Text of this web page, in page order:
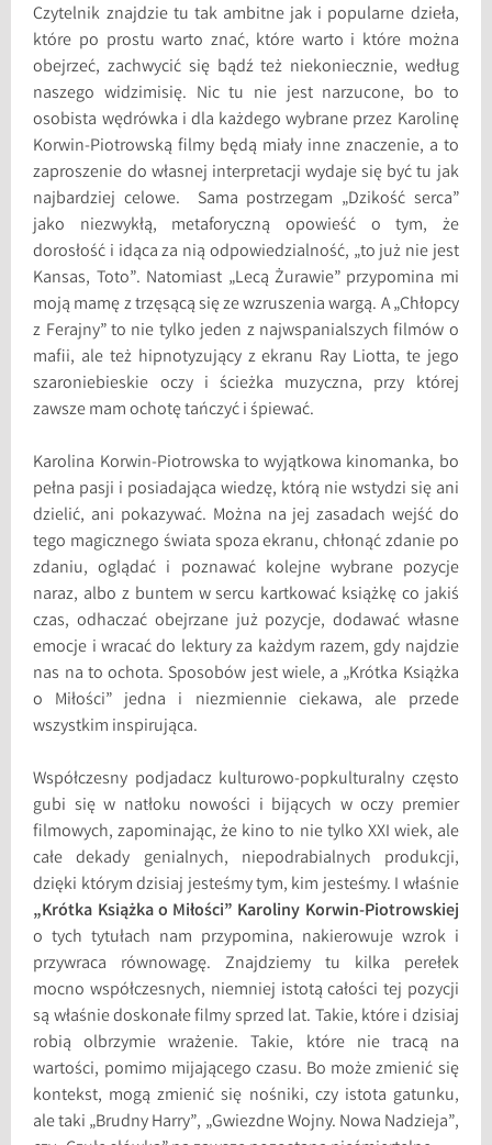
Czytelnik znajdzie tu tak ambitne jak i popularne dzieła,
które po prostu warto znać, które warto i które można
obejrzeć, zachwycić się bądź też niekoniecznie, według
naszego widzimisię. Nic tu nie jest narzucone, bo to
osobista wędrówka i dla każdego wybrane przez Karolinę
Korwin-Piotrowską filmy będą miały inne znaczenie, a to
zaproszenie do własnej interpretacji wydaje się być tu jak
najbardziej celowe. Sama postrzegam „Dzikość serca”
jako niezwykłą, metaforyczną opowieść o tym, że
dorosłość i idąca za nią odpowiedzialność, „to już nie jest
Kansas, Toto”. Natomiast „Lecą Żurawie” przypomina mi
moją mamę z trzęsącą się ze wzruszenia wargą. A „Chłopcy
z Ferajny” to nie tylko jeden z najwspanialszych filmów o
mafii, ale też hipnotyzujący z ekranu Ray Liotta, te jego
szaroniebieskie oczy i ścieżka muzyczna, przy której
zawsze mam ochotę tańczyć i śpiewać.
Karolina Korwin-Piotrowska to wyjątkowa kinomanka, bo
pełna pasji i posiadająca wiedzę, którą nie wstydzi się ani
dzielić, ani pokazywać. Można na jej zasadach wejść do
tego magicznego świata spoza ekranu, chłonąć zdanie po
zdaniu, oglądać i poznawać kolejne wybrane pozycje
naraz, albo z buntem w sercu kartkować książkę co jakiś
czas, odhaczać obejrzane już pozycje, dodawać własne
emocje i wracać do lektury za każdym razem, gdy najdzie
nas na to ochota. Sposobów jest wiele, a „Krótka Książka
o Miłości” jedna i niezmiennie ciekawa, ale przede
wszystkim inspirująca.
Współczesny podjadacz kulturowo-popkulturalny często
gubi się w natłoku nowości i bijących w oczy premier
filmowych, zapominając, że kino to nie tylko XXI wiek, ale
całe dekady genialnych, niepodrabialnych produkcji,
dzięki którym dzisiaj jesteśmy tym, kim jesteśmy. I właśnie
„Krótka Książka o Miłości” Karoliny Korwin-Piotrowskiej
o tych tytułach nam przypomina, nakierowuje wzrok i
przywraca równowagę. Znajdziemy tu kilka perełek
mocno współczesnych, niemniej istotą całości tej pozycji
są właśnie doskonałe filmy sprzed lat. Takie, które i dzisiaj
robią olbrzymie wrażenie. Takie, które nie tracą na
wartości, pomimo mijającego czasu. Bo może zmienić się
kontekst, mogą zmienić się nośniki, czy istota gatunku,
ale taki „Brudny Harry”, „Gwiezdne Wojny. Nowa Nadzieja”,